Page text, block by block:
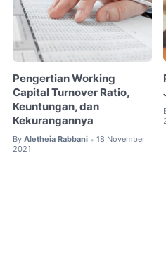
Pengertian Working
Capital Turnover Ratio,
Keuntungan, dan
Kekurangannya
By Aletheia Rabbani • 18 November
2021